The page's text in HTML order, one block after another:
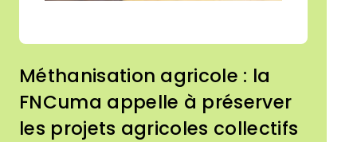
Méthanisation agricole : la
FNCuma appelle à préserver
les projets agricoles collectifs